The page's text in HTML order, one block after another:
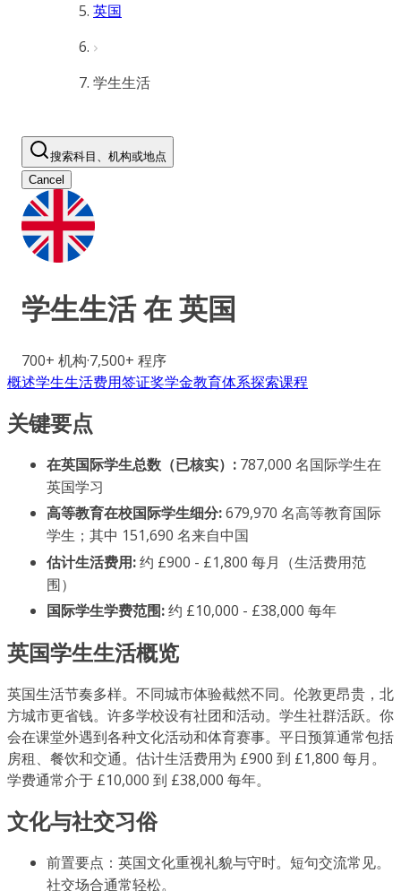
英国
学生生活
搜索科目、机构或地点
Cancel
学生生活 在英国
700+ 机构·7,500+ 程序
概述学生生活费用签证奖学金教育体系探索课程
关键要点
在英国际学生总数（已核实）: 787,000 名国际学生在
英国学习
高等教育在校国际学生细分:679,970 名高等教育国际
学生；其中 151,690 名来自中国
估计生活费用:约 £900 - £1,800 每月（生活费用范
围）
国际学生学费范围:约 £10,000 - £38,000 每年
英国学生生活概览
英国生活节奏多样。不同城市体验截然不同。伦敦更昂贵，北
方城市更省钱。许多学校设有社团和活动。学生社群活跃。你
会在课堂外遇到各种文化活动和体育赛事。平日预算通常包括
房租、餐饮和交通。估计生活费用为 £900 到 £1,800 每月。
学费通常介于 £10,000 到 £38,000 每年。
文化与社交习俗
前置要点：英国文化重视礼貌与守时。短句交流常见。
社交场合通常轻松。